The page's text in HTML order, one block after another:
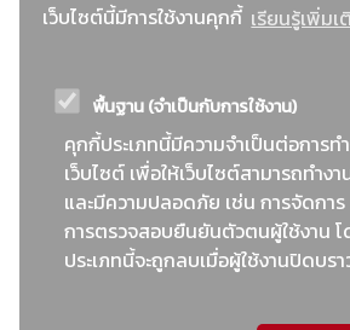
เว็บไซต์นี้มีการใช้งานคุกกี้ เรียนรู้เพิ่มเ
พื้นฐาน (จำเป็นกับการใช้งาน)
คุกกี้ประเภทนี้มีความจำเป็นต่อการท
เว็บไซต์ เพื่อให้เว็บไซต์สามารถทำง
และมีความปลอดภัย เช่น การจัดการ
การตรวจสอบยืนยันตัวตนผู้ใช้งาน
ประเภทนี้จะถูกลบเมื่อผู้ใช้งานปิดบรา
: วิธีเฉพาะเจาะจง
ข่าวสาร/ประกาศ
: เอกสารส่งเสริมความโปร่งใสในการจัดซื้อจัดจ้าง
ข่าวสารจัดซื้อจัดจ้าง
: แผนการจัดซื้อจัดจ้าง